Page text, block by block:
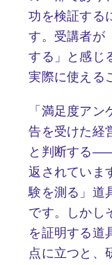
功を検証する
す。受講者が
する」と感じ
実際に使える
「満足度ア
告を受けた経
と判断する
返されていま
験を測る」道
です。しかし
を証明する道
点に立つと、